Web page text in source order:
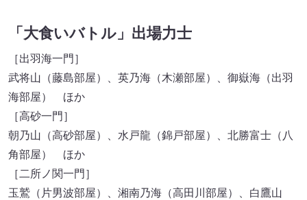
「大食いバトル」出場力士
［出羽海一門］
武将山（藤島部屋）、英乃海（木瀬部屋）、御嶽海（出羽
海部屋） ほか
［高砂一門］
朝乃山（高砂部屋）、水戸龍（錦戸部屋）、北勝富士（八
角部屋） ほか
［二所ノ関一門］
玉鷲（片男波部屋）、湘南乃海（高田川部屋）、白鷹山